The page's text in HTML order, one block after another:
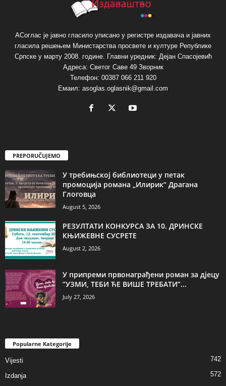
АСоглас је јавно гласило уписано у регистре издавача и јавних
гласила решењем Министарства просвете и културе Републике
Српске у марту 2008. године. Главни уредник: Дејан Спасојевић
Адреса: Светог Саве 49 Зворник
Телефон: 00387 066 211 920
Емаил: asoglas.oglasnik@gmail.com
PREPORUČUJEMO
У требињској библиотеци у петак
промоција романа „Илирик“ Драгана
Глоговца
August 5, 2026
РЕЗУЛТАТИ КОНКУРСА ЗА 10. ДРИНСКЕ
КЊИЖЕВНЕ СУСРЕТЕ
August 2, 2026
У припреми првонаграђени роман за дјецу
”УЗМИ, ТЕБИ ЋЕ ВИШЕ ТРЕБАТИ”...
July 27, 2026
Popularne Kategorije
Vijesti 742
Izdanja
572